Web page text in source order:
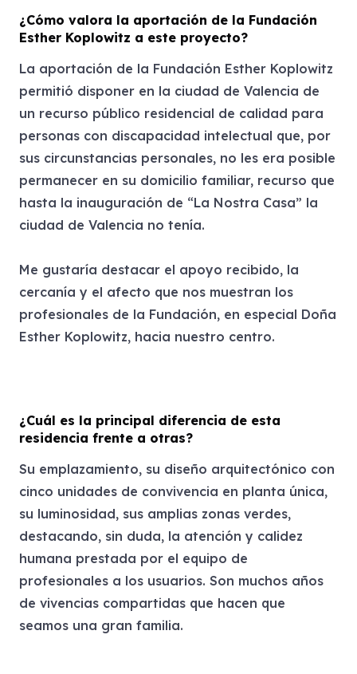
¿Cómo valora la aportación de la Fundación
Esther Koplowitz a este proyecto?
La aportación de la Fundación Esther Koplowitz
permitió disponer en la ciudad de Valencia de
un recurso público residencial de calidad para
personas con discapacidad intelectual que, por
sus circunstancias personales, no les era posible
permanecer en su domicilio familiar, recurso que
hasta la inauguración de “La Nostra Casa” la
ciudad de Valencia no tenía.
Me gustaría destacar el apoyo recibido, la
cercanía y el afecto que nos muestran los
profesionales de la Fundación, en especial Doña
Esther Koplowitz, hacia nuestro centro.
¿Cuál es la principal diferencia de esta
residencia frente a otras?
Su emplazamiento, su diseño arquitectónico con
cinco unidades de convivencia en planta única,
su luminosidad, sus amplias zonas verdes,
destacando, sin duda, la atención y calidez
humana prestada por el equipo de
profesionales a los usuarios. Son muchos años
de vivencias compartidas que hacen que
seamos una gran familia.